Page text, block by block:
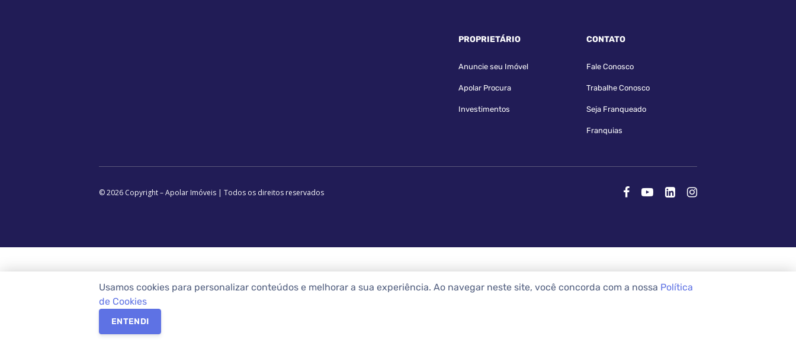
PROPRIETÁRIO
Anuncie seu Imóvel
Apolar Procura
Investimentos
CONTATO
Fale Conosco
Trabalhe Conosco
Seja Franqueado
Franquias
© 2026 Copyright – Apolar Imóveis | Todos os direitos reservados
Usamos cookies para personalizar conteúdos e melhorar a sua experiência. Ao navegar neste site, você concorda com a nossa Política
de Cookies
ENTENDI